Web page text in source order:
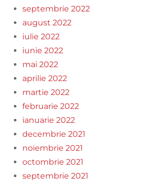
septembrie 2022
august 2022
iulie 2022
iunie 2022
mai 2022
aprilie 2022
martie 2022
februarie 2022
ianuarie 2022
decembrie 2021
noiembrie 2021
octombrie 2021
septembrie 2021